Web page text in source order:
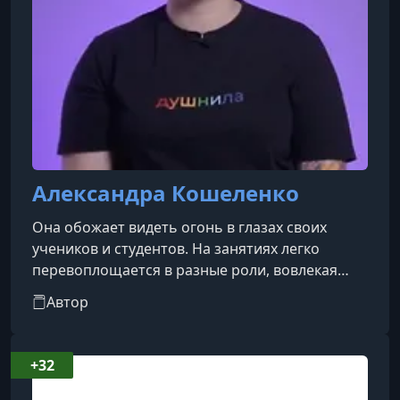
Александра Кошеленко
Она обожает видеть огонь в глазах своих
учеников и студентов. На занятиях легко
перевоплощается в разные роли, вовлекая
слушателей в живые обсуждения и побуждая
их смотреть на историю под разными углами.
желания не ограничиваться одной областью
знаний — ведь именно они охватывают всё,
Автор
+32